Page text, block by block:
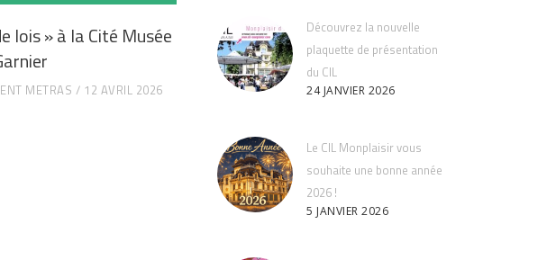
lois » à la Cité Musée
METRAS 12 AVRIL 2026
Découvrez la nouvelle
plaquette de présentation
du CIL
24 JANVIER 2026
Le CIL Monplaisir vous
souhaite une bonne année
2026 !
5 JANVIER 2026